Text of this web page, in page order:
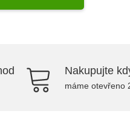
Nakupujte
máme otevřeno